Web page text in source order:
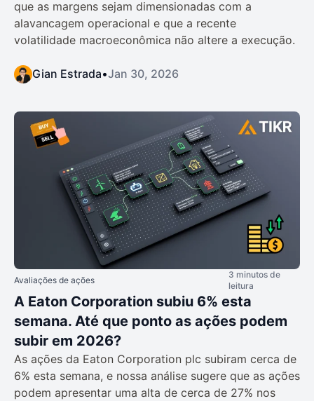
que as margens sejam dimensionadas com a
alavancagem operacional e que a recente
volatilidade macroeconômica não altere a execução.
Gian Estrada•Jan 30, 2026
Avaliações de ações
3 minutos de
leitura
A Eaton Corporation subiu 6% esta
semana. Até que ponto as ações podem
subir em 2026?
As ações da Eaton Corporation plc subiram cerca de
6% esta semana, e nossa análise sugere que as ações
podem apresentar uma alta de cerca de 27% nos